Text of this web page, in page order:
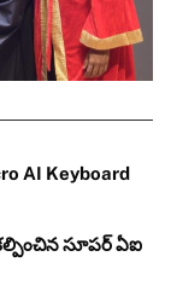
AI Keyboard
సూపర్ ఏఐ